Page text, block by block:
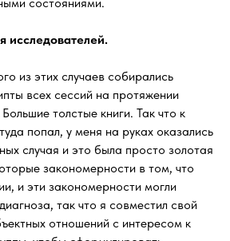
исследователей.
из этих случаев собирались
всех сессий на протяжении
толстые книги. Так что к
попал, у меня на руках оказались
случая и это была просто золотая
закономерности в том, что
и эти закономерности могли
так что я совместил свой
отношений с интересом к